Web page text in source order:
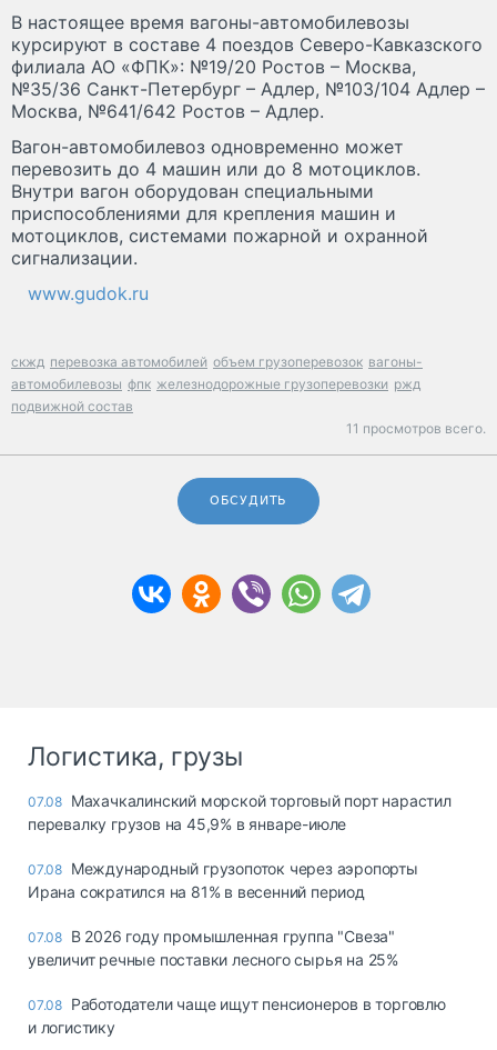
В настоящее время вагоны-автомобилевозы
курсируют в составе 4 поездов Северо-Кавказского
филиала АО «ФПК»: №19/20 Ростов – Москва,
№35/36 Санкт-Петербург – Адлер, №103/104 Адлер –
Москва, №641/642 Ростов – Адлер.
Вагон-автомобилевоз одновременно может
перевозить до 4 машин или до 8 мотоциклов.
Внутри вагон оборудован специальными
приспособлениями для крепления машин и
мотоциклов, системами пожарной и охранной
сигнализации.
www.gudok.ru
скжд перевозка автомобилей объем грузоперевозок вагоны-
автомобилевозы фпк железнодорожные грузоперевозки ржд
подвижной состав
11 просмотров всего.
ОБСУДИТЬ
Логистика, грузы
07.08 Махачкалинский морской торговый порт нарастил
перевалку грузов на 45,9% в январе-июле
07.08 Международный грузопоток через аэропорты
Ирана сократился на 81% в весенний период
07.08 В 2026 году промышленная группа "Свеза"
увеличит речные поставки лесного сырья на 25%
07.08 Работодатели чаще ищут пенсионеров в торговлю
и логистику